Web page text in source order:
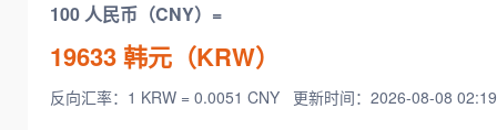
100 人民币（CNY）=
19633韩元（KRW）
反向汇率：1 KRW = 0.0051 CNY 更新时间：2026-08-08